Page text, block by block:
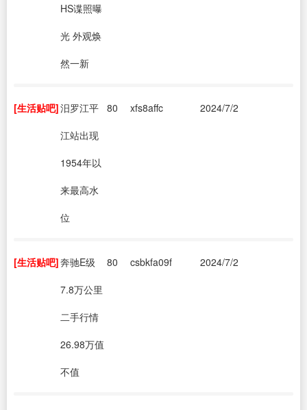
HS谍照曝
光 外观焕
然一新
[生活贴吧]汨罗江平
江站出现
1954年以
来最高水
位
80 xfs8affc 2024/7/2
[生活贴吧]奔驰E级
7.8万公里
二手行情
26.98万值
不值
80 csbkfa09f 2024/7/2